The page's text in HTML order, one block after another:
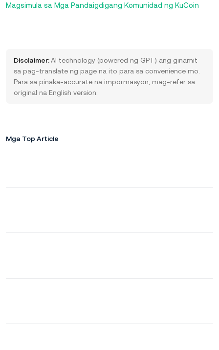
Magsimula sa Mga Pandaigdigang Komunidad ng KuCoin
Disclaimer:AI technology (powered ng GPT) ang ginamit
sa pag-translate ng page na ito para sa convenience mo.
Para sa pinaka-accurate na impormasyon, mag-refer sa
original na English version.
Mga Top Article